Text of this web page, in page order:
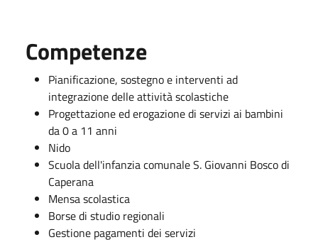
Competenze
Pianificazione, sostegno e interventi ad
integrazione delle attività scolastiche
Progettazione ed erogazione di servizi ai bambini
da 0 a 11 anni
Nido
Scuola dell'infanzia comunale S. Giovanni Bosco di
Caperana
Mensa scolastica
Borse di studio regionali
Gestione pagamenti dei servizi